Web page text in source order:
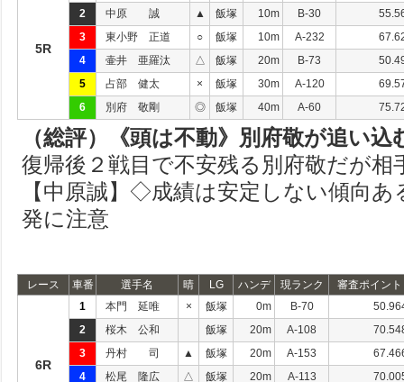
5R
2
中原 誠 ▲ 飯塚 10m B-30
3
東小野 正道 ○ 飯塚 10m A-232
4
壷井 亜羅汰 △ 飯塚 20m B-73
5
占部 健太 × 飯塚 30m A-120
6
別府 敬剛 ◎ 飯塚 40m A-60
（総評）《頭は不動》別府敬が追い
復帰後２戦目で不安残る別府敬だが相
【中原誠】◇成績は安定しない傾向
発に注意
レース 車番 選手名 晴 LG ハンデ 現ランク 審査ポイント
6R
1 本門 延唯 × 飯塚 0m B-70
2
桜木 公和 飯塚 20m A-108
3
丹村 司 ▲ 飯塚 20m A-153
4
松尾 隆広 △ 飯塚 20m A-113